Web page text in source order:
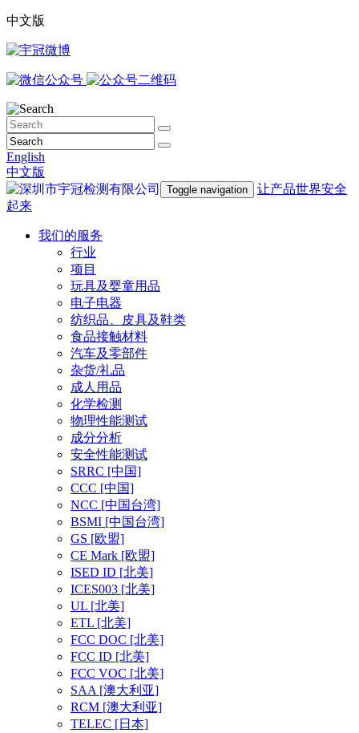
中文版
English
中文版
Toggle navigation
让产品世界安全
起来
我们的服务
行业
项目
玩具及婴童用品
电子电器
纺织品、皮具及鞋类
食品接触材料
汽车及零部件
杂货/礼品
成人用品
化学检测
物理性能测试
成分分析
安全性能测试
SRRC [中国]
CCC [中国]
NCC [中国台湾]
BSMI [中国台湾]
GS [欧盟]
CE Mark [欧盟]
ISED ID [北美]
ICES003 [北美]
UL [北美]
ETL [北美]
FCC DOC [北美]
FCC ID [北美]
FCC VOC [北美]
SAA [澳大利亚]
RCM [澳大利亚]
TELEC [日本]